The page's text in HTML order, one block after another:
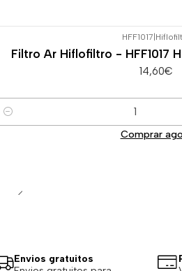
HFF1017
Filtro Ar Hiflofiltro - HFF1017
14,60€
Comprar
Envios gratuitos